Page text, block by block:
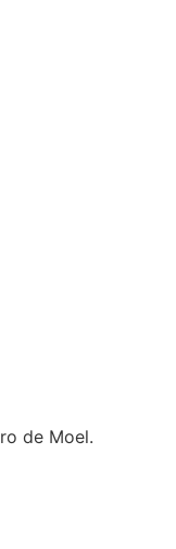
de Moel.